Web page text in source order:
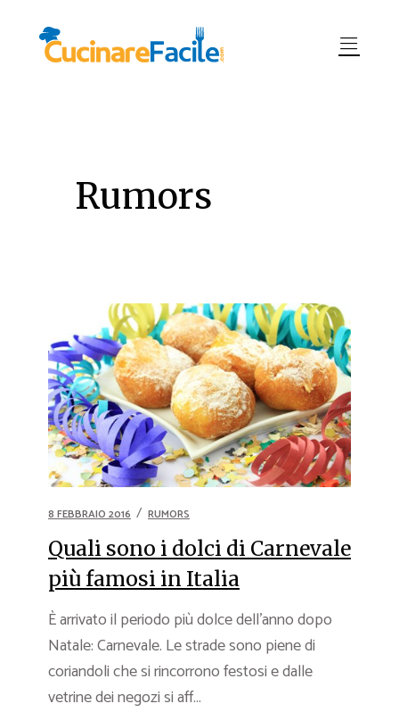
Rumors
8 FEBBRAIO 2016 RUMORS
Quali sono i dolci di Carnevale
più famosi in Italia
È arrivato il periodo più dolce dell’anno dopo
Natale: Carnevale. Le strade sono piene di
coriandoli che si rincorrono festosi e dalle
vetrine dei negozi si aff...